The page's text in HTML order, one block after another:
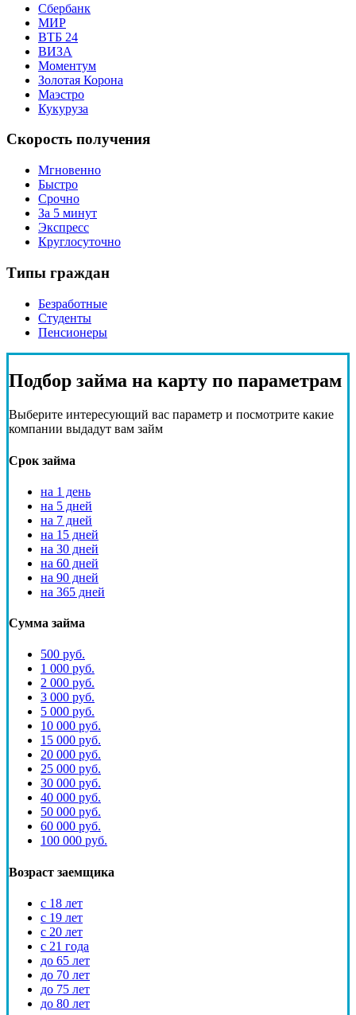
Сбербанк
МИР
ВТБ 24
ВИЗА
Моментум
Золотая Корона
Маэстро
Кукуруза
Скорость получения
Мгновенно
Быстро
Срочно
За 5 минут
Экспресс
Круглосуточно
Типы граждан
Безработные
Студенты
Пенсионеры
Подбор займа на карту по параметрам
Выберите интересующий вас параметр и посмотрите какие
компании выдадут вам займ
Срок займа
на 1 день
на 5 дней
на 7 дней
на 15 дней
на 30 дней
на 60 дней
на 90 дней
на 365 дней
Сумма займа
500 руб.
1 000 руб.
2 000 руб.
3 000 руб.
5 000 руб.
10 000 руб.
15 000 руб.
20 000 руб.
25 000 руб.
30 000 руб.
40 000 руб.
50 000 руб.
60 000 руб.
100 000 руб.
Возраст заемщика
с 18 лет
с 19 лет
с 20 лет
с 21 года
до 65 лет
до 70 лет
до 75 лет
до 80 лет